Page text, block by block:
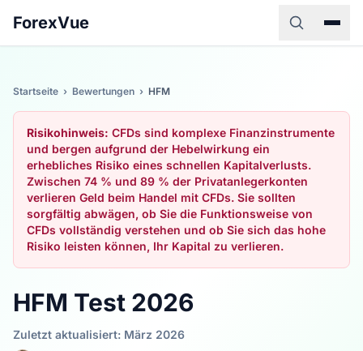
ForexVue
Startseite › Bewertungen › HFM
Risikohinweis: CFDs sind komplexe Finanzinstrumente
und bergen aufgrund der Hebelwirkung ein
erhebliches Risiko eines schnellen Kapitalverlusts.
Zwischen 74 % und 89 % der Privatanlegerkonten
verlieren Geld beim Handel mit CFDs. Sie sollten
sorgfältig abwägen, ob Sie die Funktionsweise von
CFDs vollständig verstehen und ob Sie sich das hohe
Risiko leisten können, Ihr Kapital zu verlieren.
HFM Test 2026
Zuletzt aktualisiert: März 2026